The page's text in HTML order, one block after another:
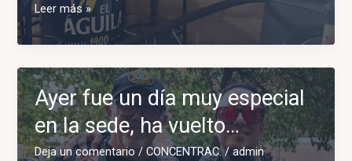
El
pasado
sábado
lugar
el
parcheo
de
nuestro
Leer más »
Ayer fue un día muy especial
en la sede, ha vuelto…
Deja un comentario /CONCENTRAC./admin